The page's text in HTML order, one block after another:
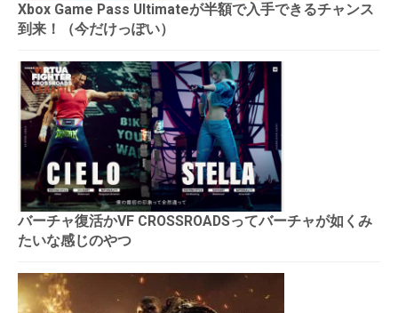
Xbox Game Pass Ultimateが半額で入手できるチャンス
到来！（今だけっぽい）
バーチャ復活かVF CROSSROADSってバーチャが如くみ
たいな感じのやつ